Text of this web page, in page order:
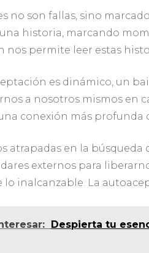
no son fallas, sino
historia, marcando
nos permite leer estas
es dinámico, un
a nosotros mismos en
conexión más
atrapadas en la
externos para
lo inalcanzable. La
Despierta tu